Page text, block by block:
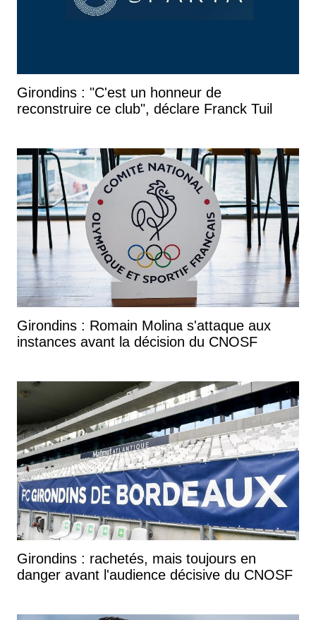
Girondins : "C'est un honneur de
reconstruire ce club", déclare Franck Tuil
Girondins : Romain Molina s'attaque aux
instances avant la décision du CNOSF
Girondins : rachetés, mais toujours en
danger avant l'audience décisive du CNOSF